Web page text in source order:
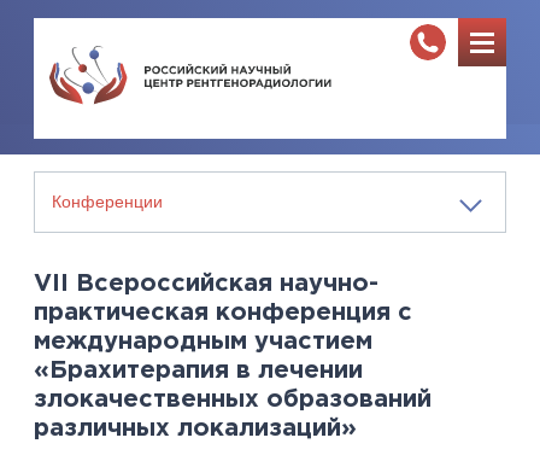
VII Всероссийская научно-
практическая конференция с
международным участием
«Брахитерапия в лечении
злокачественных образований
различных локализаций»